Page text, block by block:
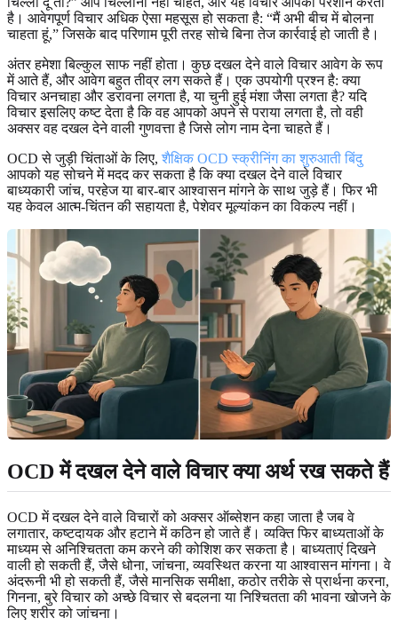
है। आवेगपूर्ण विचार अधिक ऐसा महसूस हो सकता है: “मैं अभी बीच में बोलना
चाहता हूं,” जिसके बाद परिणाम पूरी तरह सोचे बिना तेज कार्रवाई हो जाती है।
अंतर हमेशा बिल्कुल साफ नहीं होता। कुछ दखल देने वाले विचार आवेग के रूप
में आते हैं, और आवेग बहुत तीव्र लग सकते हैं। एक उपयोगी प्रश्न है: क्या
विचार अनचाहा और डरावना लगता है, या चुनी हुई मंशा जैसा लगता है? यदि
विचार इसलिए कष्ट देता है कि वह आपको अपने से पराया लगता है, तो वही
अक्सर वह दखल देने वाली गुणवत्ता है जिसे लोग नाम देना चाहते हैं।
OCD से जुड़ी चिंताओं के लिए, शैक्षिक OCD स्क्रीनिंग का शुरुआती बिंदु
आपको यह सोचने में मदद कर सकता है कि क्या दखल देने वाले विचार
बाध्यकारी जांच, परहेज या बार-बार आश्वासन मांगने के साथ जुड़े हैं। फिर भी
यह केवल आत्म-चिंतन की सहायता है, पेशेवर मूल्यांकन का विकल्प नहीं।
OCD में दखल देने वाले विचार क्या अर्थ रख सकते हैं
OCD में दखल देने वाले विचारों को अक्सर ऑब्सेशन कहा जाता है जब वे
लगातार, कष्टदायक और हटाने में कठिन हो जाते हैं। व्यक्ति फिर बाध्यताओं के
माध्यम से अनिश्चितता कम करने की कोशिश कर सकता है। बाध्यताएं दिखने
वाली हो सकती हैं, जैसे धोना, जांचना, व्यवस्थित करना या आश्वासन मांगना। वे
अंदरूनी भी हो सकती हैं, जैसे मानसिक समीक्षा, कठोर तरीके से प्रार्थना करना,
गिनना, बुरे विचार को अच्छे विचार से बदलना या निश्चितता की भावना खोजने के
लिए शरीर को जांचना।